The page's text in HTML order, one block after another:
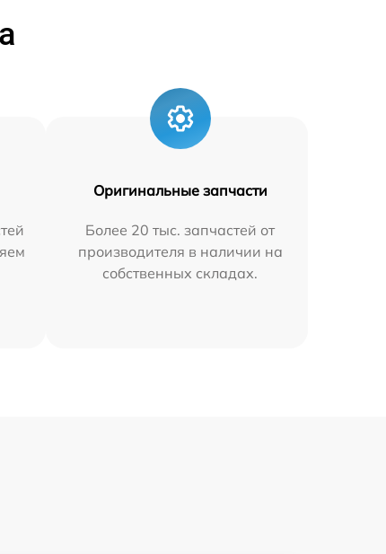
Оригинальные запчасти
Более 20 тыс. запчастей от
производителя в наличии на
собственных складах.